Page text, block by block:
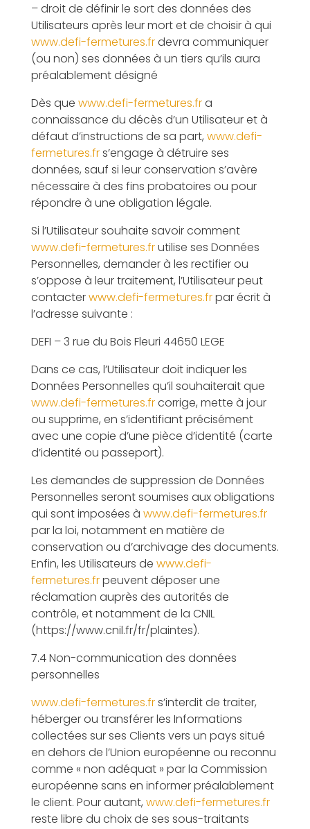
– droit de définir le sort des données des
Utilisateurs après leur mort et de choisir à qui
www.defi-fermetures.frdevra communiquer
(ou non) ses données à un tiers qu’ils aura
préalablement désigné
Dès que www.defi-fermetures.fra
connaissance du décès d’un Utilisateur et à
défaut d’instructions de sa part, www.defi-
fermetures.frs’engage à détruire ses
données, sauf si leur conservation s’avère
nécessaire à des fins probatoires ou pour
répondre à une obligation légale.
Si l’Utilisateur souhaite savoir comment
www.defi-fermetures.frutilise ses Données
Personnelles, demander à les rectifier ou
s’oppose à leur traitement, l’Utilisateur peut
contacterwww.defi-fermetures.frpar écrit à
l’adresse suivante :
DEFI – 3 rue du Bois Fleuri 44650 LEGE
Dans ce cas, l’Utilisateur doit indiquer les
Données Personnelles qu’il souhaiterait que
www.defi-fermetures.frcorrige, mette à jour
ou supprime, en s’identifiant précisément
avec une copie d’une pièce d’identité (carte
d’identité ou passeport).
Les demandes de suppression de Données
Personnelles seront soumises aux obligations
qui sont imposées à www.defi-fermetures.fr
par la loi, notamment en matière de
conservation ou d’archivage des documents.
Enfin, les Utilisateurs de www.defi-
fermetures.frpeuvent déposer une
réclamation auprès des autorités de
contrôle, et notamment de la CNIL
(https://www.cnil.fr/fr/plaintes).
7.4 Non-communication des données
personnelles
www.defi-fermetures.frs’interdit de traiter,
héberger ou transférer les Informations
collectées sur ses Clients vers un pays situé
en dehors de l’Union européenne ou reconnu
comme « non adéquat » par la Commission
européenne sans en informer préalablement
le client. Pour autant, www.defi-fermetures.fr
reste libre du choix de ses sous-traitants